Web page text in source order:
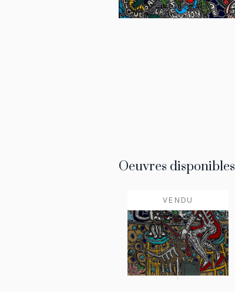
Oeuvres disponibles
VENDU